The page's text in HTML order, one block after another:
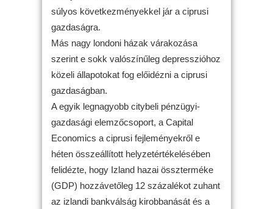
súlyos következményekkel jár a ciprusi
gazdaságra.
Más nagy londoni házak várakozása
szerint e sokk valószínűleg depresszióhoz
közeli állapotokat fog előidézni a ciprusi
gazdaságban.
A egyik legnagyobb citybeli pénzügyi-
gazdasági elemzőcsoport, a Capital
Economics a ciprusi fejleményekről e
héten összeállított helyzetértékelésében
felidézte, hogy Izland hazai összterméke
(GDP) hozzávetőleg 12 százalékot zuhant
az izlandi bankválság kirobbanását és a